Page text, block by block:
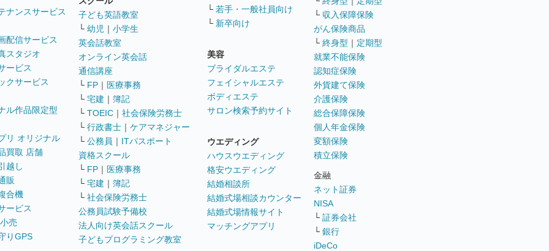
ナンスサービス
配信サービス
スタジオ
ービス
クサービス
ル作品限定型
リ オリジナル
買取 店舗
越し
販
合機
ービス
売
りGPS
子ども英語教室
└ 幼児 ｜ 小学生
英会話教室
オンライン英会話
通信講座
└ FP ｜ 医療事務
└ 宅建 ｜ 簿記
└ TOEIC ｜ 社会保険労務士
└ 行政書士 ｜ ケアマネジャー
└ 公務員 ｜ ITパスポート
資格スクール
└ FP ｜ 医療事務
└ 宅建 ｜ 簿記
└ 社会保険労務士
公務員試験予備校
法人向け英会話スクール
子どもプログラミング教室
└ 若手・一般社員向け
└ 新卒向け
美容
ブライダルエステ
フェイシャルエステ
ボディエステ
サロン検索予約サイト
ウエディング
ハウスウエディング
格安ウエディング
結婚相談所
結婚式場相談カウンター
結婚式場情報サイト
マッチングアプリ
└ 収入保障保険
がん保険商品
└ 終身型 ｜ 定期型
就業不能保険
認知症保険
外貨建て保険
介護保険
総合保障保険
個人年金保険
変額保険
積立保険
金融
ネット証券
NISA
└ 証券会社
└ 銀行
iDeCo